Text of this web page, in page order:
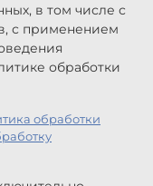
в том числе с
с применением
обработки
обработки